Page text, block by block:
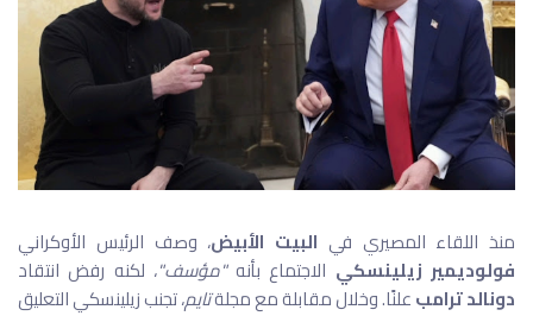
منذ اللقاء المصيري في البيت الأبيض، وصف الرئيس الأوكراني
فولوديمير زيلينسكي الاجتماع بأنه"مؤسف"، لكنه رفض انتقاد
دونالد ترامبعلنًا. وخلال مقابلة مع مجلةتايم، تجنب زيلينسكي التعليق